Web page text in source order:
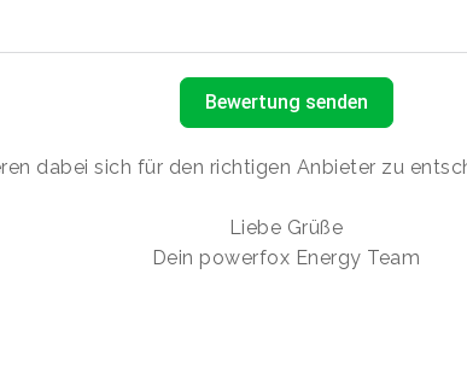
Bewertung senden
dabei sich für den richtigen Anbieter zu
Liebe Grüße
Dein powerfox Energy Team